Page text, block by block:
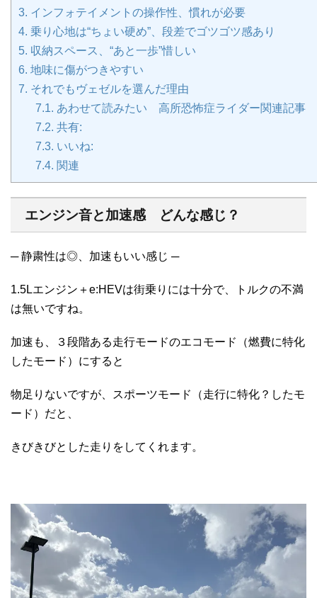
3. インフォテイメントの操作性、慣れが必要
4. 乗り心地は“ちょい硬め”、段差でゴツゴツ感あり
5. 収納スペース、“あと一歩”惜しい
6. 地味に傷がつきやすい
7. それでもヴェゼルを選んだ理由
7.1. あわせて読みたい 高所恐怖症ライダー関連記事
7.2. 共有:
7.3. いいね:
7.4. 関連
エンジン音と加速感 どんな感じ？
─ 静粛性は◎、加速もいい感じ ─
1.5Lエンジン＋e:HEVは街乗りには十分で、トルクの不満
は無いですね。
加速も、３段階ある走行モードのエコモード（燃費に特化
したモード）にすると
物足りないですが、スポーツモード（走行に特化？したモ
ード）だと、
きびきびとした走りをしてくれます。